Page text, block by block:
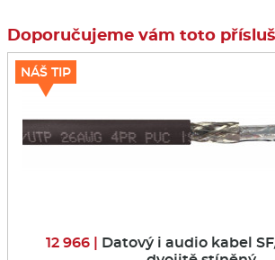
Doporučujeme vám toto
12 966 | Datový i audio kabel
NÁŠ TIP